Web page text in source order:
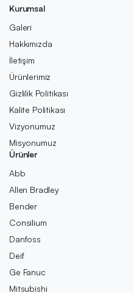
Kurumsal
Galeri
Hakkımızda
İletişim
Ürünlerimiz
Gizlilik Politikası
Kalite Politikası
Vizyonumuz
Misyonumuz
Ürünler
Abb
Allen Bradley
Bender
Consilium
Danfoss
Deif
Ge Fanuc
Mitsubishi